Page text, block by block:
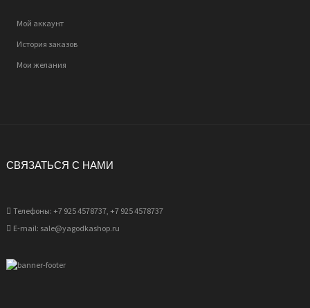
Мой аккаунт
История заказов
Мои желания
СВЯЗАТЬСЯ С НАМИ
Телефоны: +7 925 4578737, +7 925 4578737
E-mail: sale@yagodkashop.ru